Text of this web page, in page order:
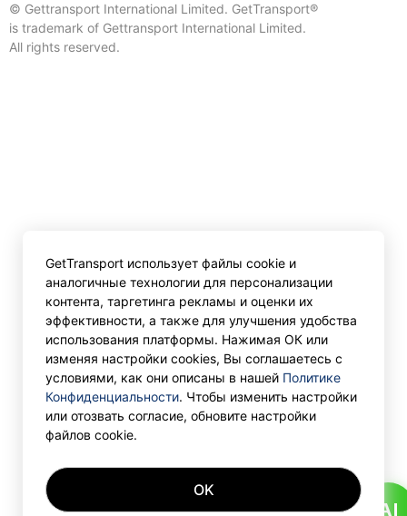
© Gettransport International Limited. GetTransport®
is trademark of Gettransport International Limited.
All rights reserved.
GetTransport использует файлы cookie и
аналогичные технологии для персонализации
контента, таргетинга рекламы и оценки их
эффективности, а также для улучшения удобства
использования платформы. Нажимая ОК или
изменяя настройки cookies, Вы соглашаетесь с
условиями, как они описаны в нашей Политике
Конфиденциальности. Чтобы изменить настройки
или отозвать согласие, обновите настройки
файлов cookie.
OK
AI